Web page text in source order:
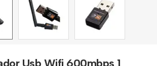
Usb Wifi 600mbps 1